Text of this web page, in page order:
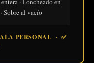
Sobre al vacío
PERSONAL · ✅